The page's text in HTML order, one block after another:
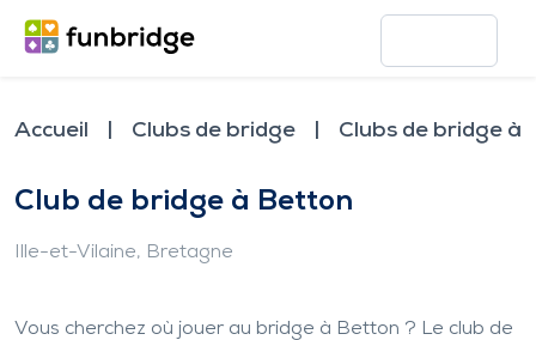
Accueil Clubs de bridge Clubs de bridge à
Club de bridge à Betton
Ille-et-Vilaine, Bretagne
Vous cherchez où jouer au bridge à Betton ? Le club de